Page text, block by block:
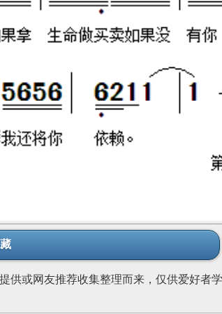
供或网友推荐收集整理而来，仅供爱好